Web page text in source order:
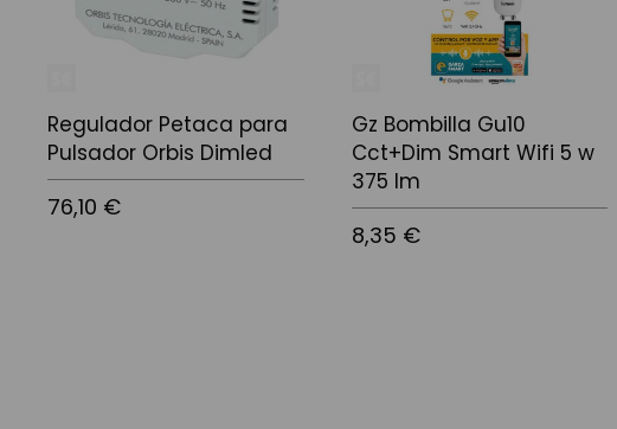
Regulador Petaca para
Pulsador Orbis Dimled
76,10 €
Gz Bombilla Gu10
Cct+Dim Smart Wifi 5 w
375 lm
8,35 €